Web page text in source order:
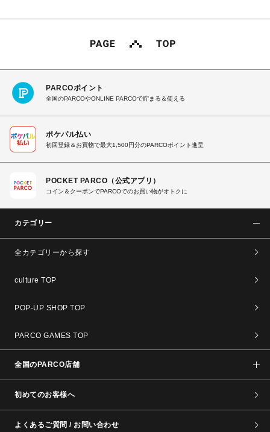
PARCOポイント
全国のPARCOやONLINE PARCOで貯まる＆使える
ポケパル払い
初回登録＆お買物で最大1,500円分のPARCOポイント進呈
POCKET PARCO（公式アプリ）
コイン＆クーポンでPARCOでのお買い物がオトクに
カテゴリー
全カテゴリーから探す
culture TOP
POP-UP SHOP TOP
PARCO GAMES TOP
全国のPARCO店舗
初めてのお客様へ
よくあるご質問 / お問い合わせ